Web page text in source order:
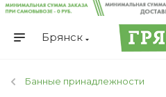
Брянск
Банные принадлежности